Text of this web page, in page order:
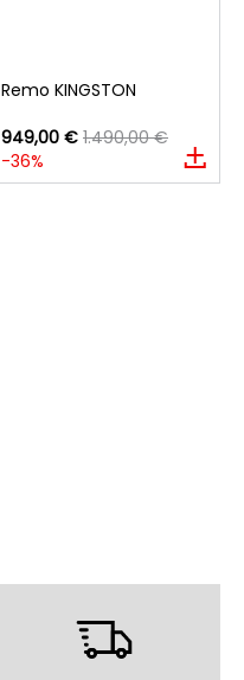
Remo KINGSTON
949,00 € 1.490,00 €
-36%